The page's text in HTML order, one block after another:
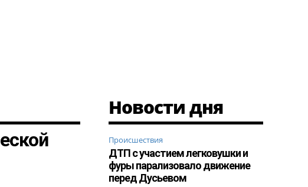
Новости дня
Происшествия
ДТП с участием легковушки и
фуры парализовало движение
перед Дусьевом